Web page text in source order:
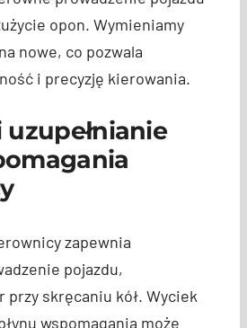
opon. Wymieniamy
nowe, co pozwala
i precyzję kierowania.
uzupełnianie
zapewnia
pojazdu,
przy skręcaniu kół. Wyciek
wspomagania może